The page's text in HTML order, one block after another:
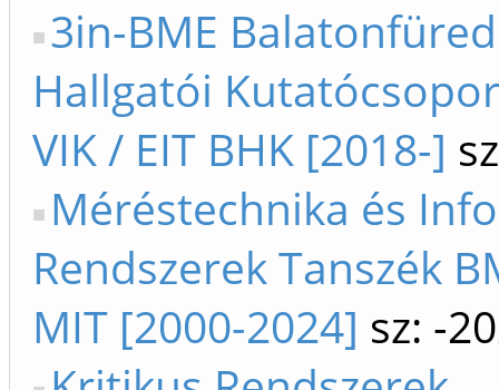
3in-BME
Hallgatói
VIK / EIT BHK [2018-]
Méréstechnika és
Rendszerek Tanszék
MIT [2000-2024] sz: -